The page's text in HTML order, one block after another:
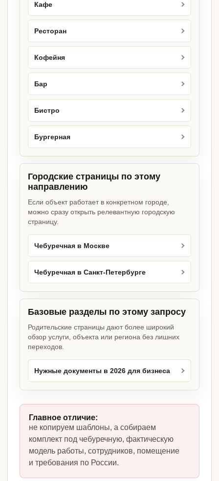
Кафе
Ресторан
Кофейня
Бар
Бистро
Бургерная
Городские страницы по этому
направлению
Если объект работает в конкретном городе,
можно сразу открыть релевантную городскую
страницу.
Чебуречная в Москве
Чебуречная в Санкт-Петербурге
Базовые разделы по этому запросу
Родительские страницы дают более широкий
обзор услуги, объекта или региона без лишних
переходов.
Нужные документы в 2026 для бизнеса
Главное отличие:
не копируем шаблоны, а собираем
комплект под чебуречную, фактическую
модель работы, сотрудников, помещение
и требования по России.